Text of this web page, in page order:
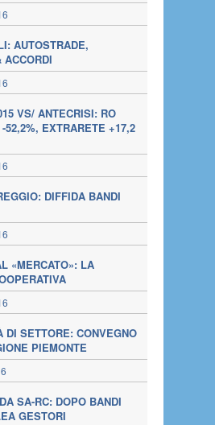
AUTOSTRADE,
VS/ ANTECRISI: RO
52,2%, EXTRARETE +17,2
DIFFIDA BANDI
«MERCATO»: LA
DI SETTORE: CONVEGNO
PIEMONTE
SA-RC: DOPO BANDI
GESTORI